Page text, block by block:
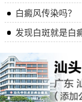
白癜风传染吗？
发现白斑就是白